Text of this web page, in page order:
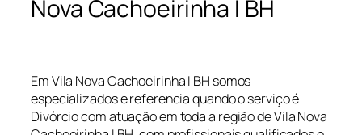
Nova Cachoeirinha I BH
Em Vila Nova Cachoeirinha I BH somos
especializados e referencia quando o serviço é
Divórcio com atuação em toda a região de Vila Nova